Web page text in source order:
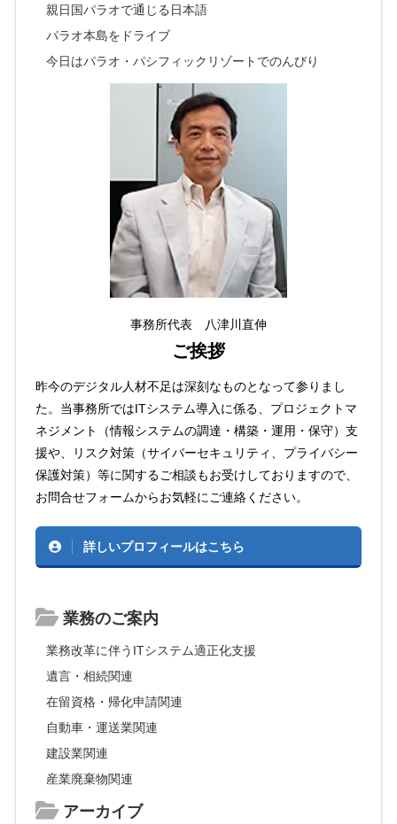
親日国パラオで通じる日本語
パラオ本島をドライブ
今日はパラオ・パシフィックリゾートでのんびり
事務所代表 八津川直伸
ご挨拶
昨今のデジタル人材不足は深刻なものとなって参りまし
た。当事務所ではITシステム導入に係る、プロジェクトマ
ネジメント（情報システムの調達・構築・運用・保守）支
援や、リスク対策（サイバーセキュリティ、プライバシー
保護対策）等に関するご相談もお受けしておりますので、
お問合せフォームからお気軽にご連絡ください。
詳しいプロフィールはこちら
業務のご案内
業務改革に伴うITシステム適正化支援
遺言・相続関連
在留資格・帰化申請関連
自動車・運送業関連
建設業関連
産業廃棄物関連
アーカイブ